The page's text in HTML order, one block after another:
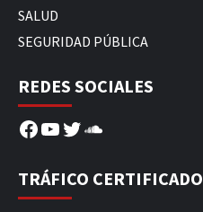
SALUD
SEGURIDAD PÚBLICA
REDES SOCIALES
Facebook
YouTube
Twitter
SoundCloud
TRÁFICO CERTIFICADO